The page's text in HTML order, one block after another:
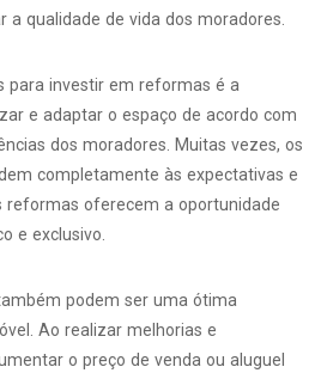
a qualidade de vida dos moradores.
para investir em reformas é a
e adaptar o espaço de acordo com
dos moradores. Muitas vezes, os
completamente às expectativas e
reformas oferecem a oportunidade
e exclusivo.
podem ser uma ótima
Ao realizar melhorias e
o preço de venda ou aluguel